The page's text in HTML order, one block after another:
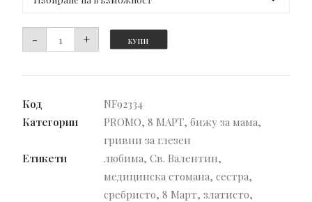
-
количество
за
Клеопатра
+ КУПИ
Код
NF92334
Категории
PROMO, 8 МАРТ, бижу за мама,
гривни за глезен
Етикети
любима, Св. Валентин,
медицинска стомана, сестра,
сребристо, 8 Март, златисто,